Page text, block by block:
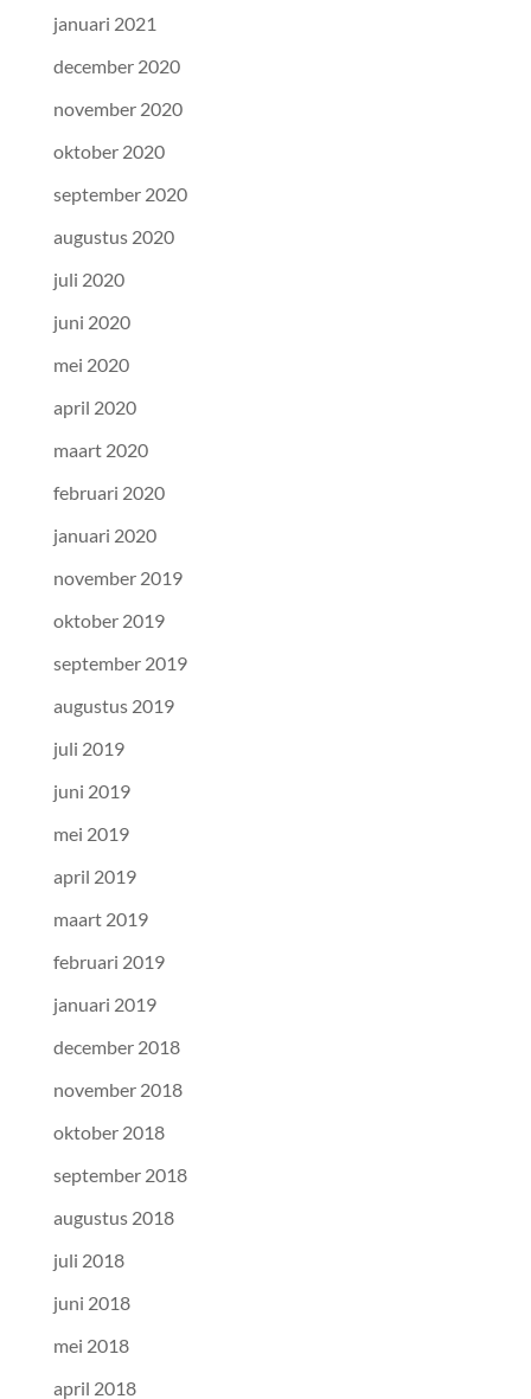
januari 2021
december 2020
november 2020
oktober 2020
september 2020
augustus 2020
juli 2020
juni 2020
mei 2020
april 2020
maart 2020
februari 2020
januari 2020
november 2019
oktober 2019
september 2019
augustus 2019
juli 2019
juni 2019
mei 2019
april 2019
maart 2019
februari 2019
januari 2019
december 2018
november 2018
oktober 2018
september 2018
augustus 2018
juli 2018
juni 2018
mei 2018
april 2018